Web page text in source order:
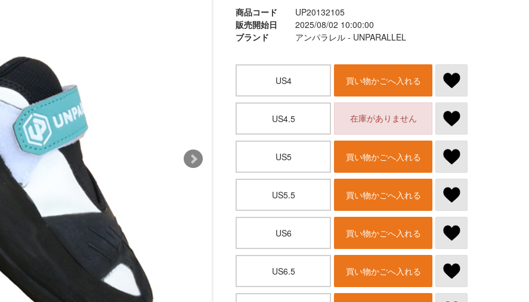
商品コード
UP20132105
販売開始日
2025/08/02 10:00:00
ブランド
アンパラレル - UNPARALLEL
US4 買い物かごへ入れる
US4.5 在庫がありません
US5 買い物かごへ入れる
US5.5 買い物かごへ入れる
US6 買い物かごへ入れる
US6.5 買い物かごへ入れる